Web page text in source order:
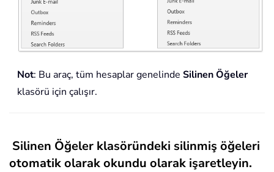
Not: Bu araç, tüm hesaplar genelinde Silinen Öğeler
klasörü için çalışır.
Silinen Öğeler klasöründeki silinmiş öğeleri
otomatik olarak okundu olarak işaretleyin.